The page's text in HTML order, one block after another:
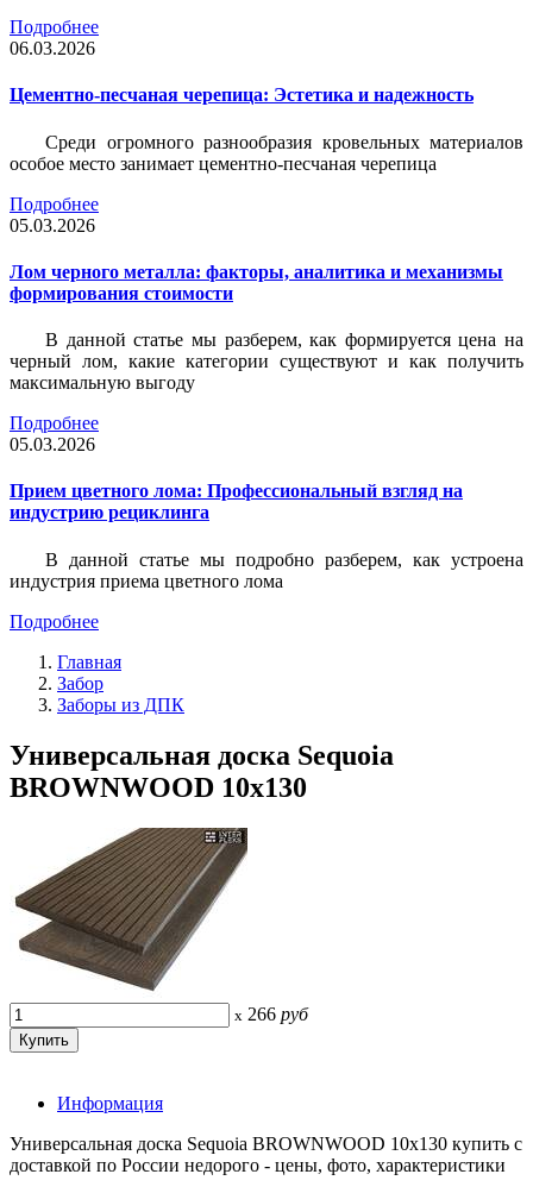
Подробнее
06.03.2026
Цементно-песчаная черепица: Эстетика и надежность
Среди огромного разнообразия кровельных материалов
особое место занимает цементно-песчаная черепица
Подробнее
05.03.2026
Лом черного металла: факторы, аналитика и механизмы
формирования стоимости
В данной статье мы разберем, как формируется цена на
черный лом, какие категории существуют и как получить
максимальную выгоду
Подробнее
05.03.2026
Прием цветного лома: Профессиональный взгляд на
индустрию рециклинга
В данной статье мы подробно разберем, как устроена
индустрия приема цветного лома
Подробнее
Главная
Забор
Заборы из ДПК
Универсальная доска Sequoia
BROWNWOOD 10х130
x 266 руб
Информация
Универсальная доска Sequoia BROWNWOOD 10х130 купить с
доставкой по России недорого - цены, фото, характеристики